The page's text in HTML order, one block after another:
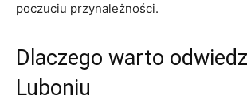
poczuciu przynależności.
Dlaczego warto
Luboniu